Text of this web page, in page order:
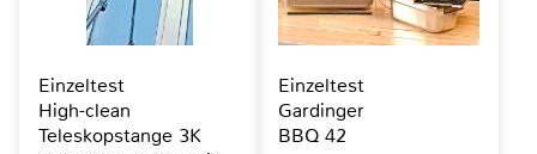
Einzeltest
High-clean
Teleskopstange 3K
Einzeltest
Gardinger
BBQ 42